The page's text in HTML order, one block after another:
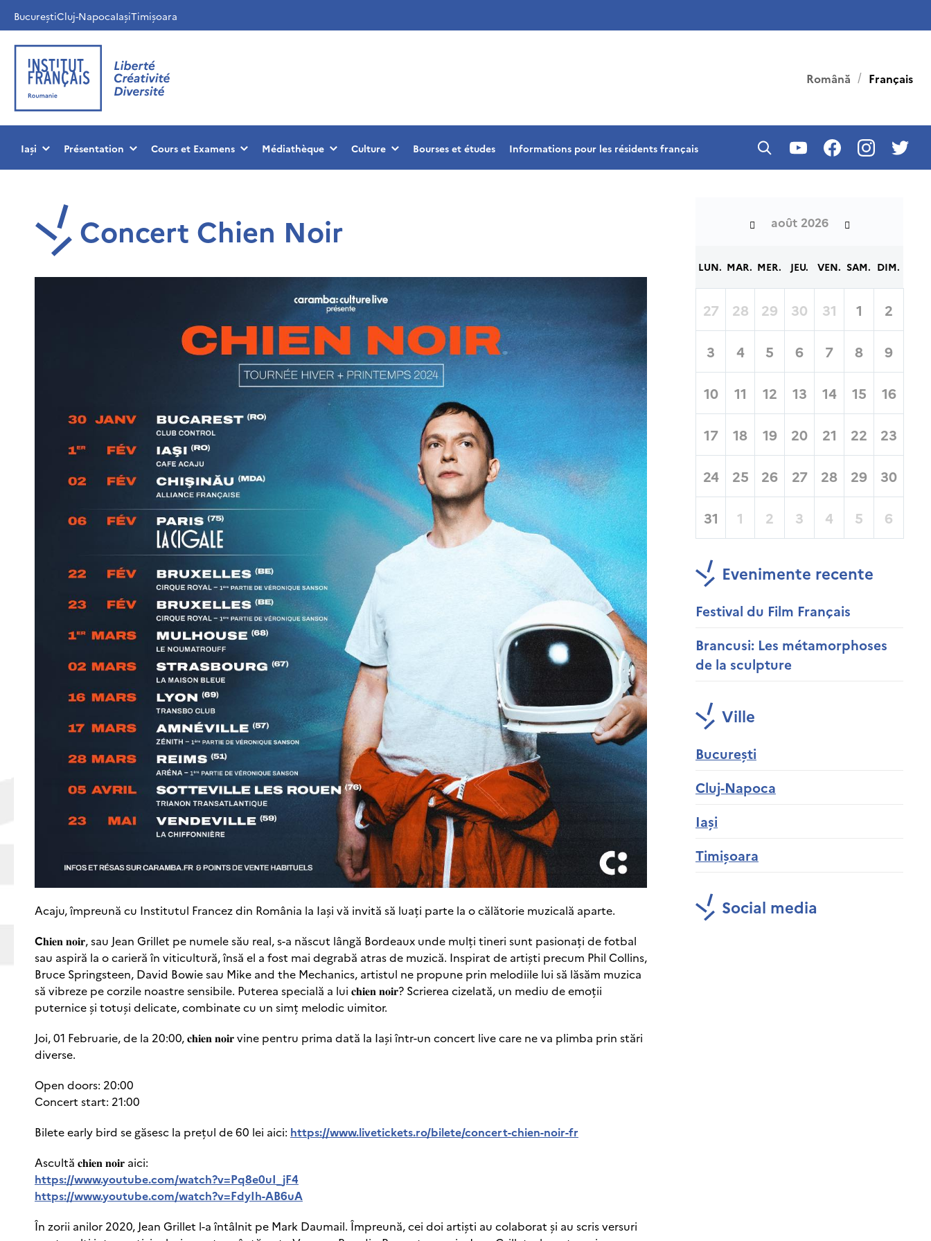
BucureștiCluj-NapocaIașiTimișoara
Română Français
Iași Présentation Cours et Examens Médiathèque Culture Bourses et études Informations pour les résidents français
Concert Chien Noir
Acaju, împreună cu Institutul Francez din România la Iași vă invită să luați parte la o călătorie muzicală aparte.
C𝐡𝐢𝐞𝐧 𝐧𝐨𝐢𝐫, sau Jean Grillet pe numele său real, s-a născut lângă Bordeaux unde mulți tineri sunt pasionați de fotbal
sau aspiră la o carieră în viticultură, însă el a fost mai degrabă atras de muzică. Inspirat de artiști precum Phil Collins,
Bruce Springsteen, David Bowie sau Mike and the Mechanics, artistul ne propune prin melodiile lui să lăsăm muzica
să vibreze pe corzile noastre sensibile. Puterea specială a lui 𝐜𝐡𝐢𝐞𝐧 𝐧𝐨𝐢𝐫? Scrierea cizelată, un mediu de emoții
puternice și totuși delicate, combinate cu un simț melodic uimitor.
Joi, 01 Februarie, de la 20:00, 𝐜𝐡𝐢𝐞𝐧 𝐧𝐨𝐢𝐫 vine pentru prima dată la Iași într-un concert live care ne va plimba prin stări
diverse.
Open doors: 20:00
Concert start: 21:00
Bilete early bird se găsesc la prețul de 60 lei aici: https://www.livetickets.ro/bilete/concert-chien-noir-fr
Ascultă 𝐜𝐡𝐢𝐞𝐧 𝐧𝐨𝐢𝐫 aici:
https://www.youtube.com/watch?v=Pq8e0uI_jF4
https://www.youtube.com/watch?v=FdyIh-AB6uA
În zorii anilor 2020, Jean Grillet l-a întâlnit pe Mark Daumail. Împreună, cei doi artiști au colaborat și au scris versuri
août 2026
LUN. MAR. MER. JEU. VEN. SAM. DIM.
27 28 29 30 31 1 2
3 4 5 6 7 8 9
10 11 12 13 14 15 16
17 18 19 20 21 22 23
24 25 26 27 28 29 30
31 1 2 3 4 5 6
Evenimente recente
Festival du Film Français
Brancusi: Les métamorphoses
de la sculpture
Ville
București
Cluj-Napoca
Iași
Timișoara
Social media